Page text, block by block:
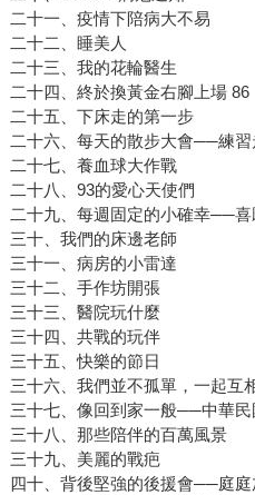
二十一、疫情下陪病大不易
二十二、睡美人
二十三、我的花輪醫生
二十四、終於換黃金右腳上場 86
二十五、下床走的第一步
二十六、每天的散步大會──練習
二十七、養血球大作戰
二十八、93的愛心天使們
二十九、每週固定的小確幸──喜
三十、我們的床邊老師
三十一、病房的小雷達
三十二、手作坊開張
三十三、醫院玩什麼
三十四、共戰的玩伴
三十五、快樂的節日
三十六、我們並不孤單，一起互
三十七、像回到家一般──中華
三十八、那些陪伴的百萬風景
三十九、美麗的戰疤
四十、背後堅強的後援會──庭庭